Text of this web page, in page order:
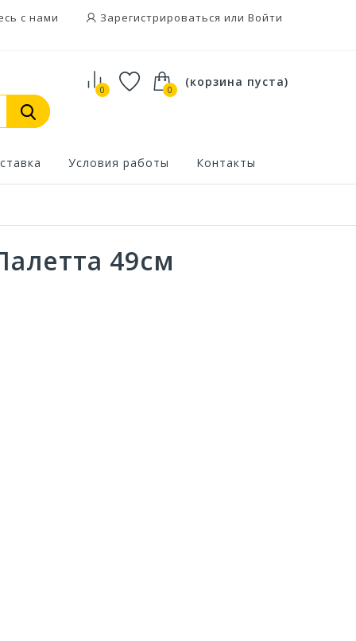
с нами Зарегистрироваться или Войти
0
(корзина пуста)
0
Условия работы Контакты
49см